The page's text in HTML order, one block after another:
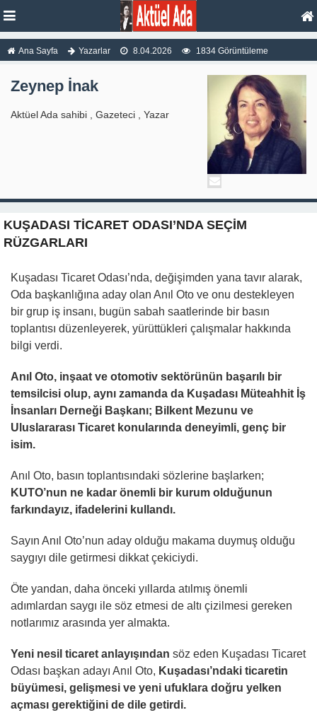
Ana Sayfa Yazarlar 8.04.2026 1834 Görüntüleme
Zeynep İnak
Aktüel Ada sahibi , Gazeteci , Yazar
KUŞADASI TİCARET ODASI’NDA SEÇİM
RÜZGARLARI
Kuşadası Ticaret Odası’nda, değişimden yana tavır alarak,
Oda başkanlığına aday olan Anıl Oto ve onu destekleyen
bir grup iş insanı, bugün sabah saatlerinde bir basın
toplantısı düzenleyerek, yürüttükleri çalışmalar hakkında
bilgi verdi.
Anıl Oto, inşaat ve otomotiv sektörünün başarılı bir
temsilcisi olup, aynı zamanda da Kuşadası Müteahhit İş
İnsanları Derneği Başkanı; Bilkent Mezunu ve
Uluslararası Ticaret konularında deneyimli, genç bir
isim.
Anıl Oto, basın toplantısındaki sözlerine başlarken;
KUTO’nun ne kadar önemli bir kurum olduğunun
farkındayız, ifadelerini kullandı.
Sayın Anıl Oto’nun aday olduğu makama duymuş olduğu
saygıyı dile getirmesi dikkat çekiciydi.
Öte yandan, daha önceki yıllarda atılmış önemli
adımlardan saygı ile söz etmesi de altı çizilmesi gereken
notlarımız arasında yer almakta.
Yeni nesil ticaret anlayışından söz eden Kuşadası Ticaret
Odası başkan adayı Anıl Oto, Kuşadası’ndaki ticaretin
büyümesi, gelişmesi ve yeni ufuklara doğru yelken
açması gerektiğini de dile getirdi.